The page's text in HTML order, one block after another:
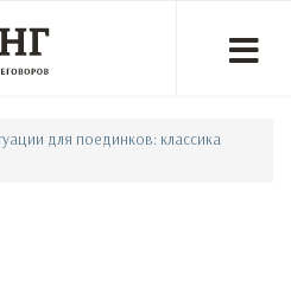
для поединков: классика